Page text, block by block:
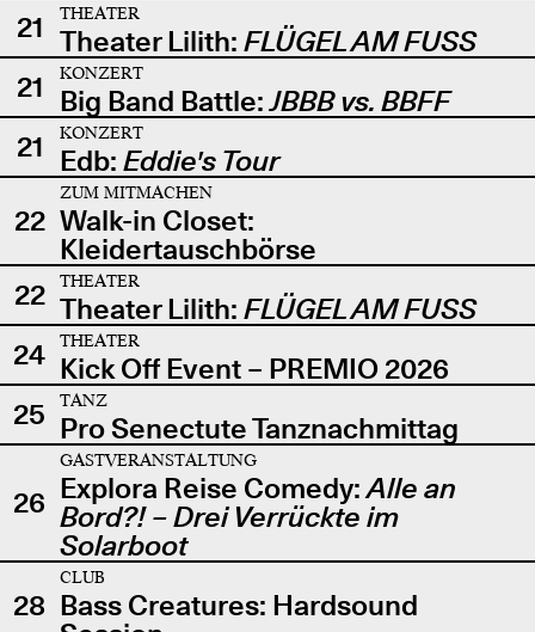
21
THEATER
Theater Lilith: FLÜGEL AM FUSS
21
KONZERT
Big Band Battle:JBBB vs. BBFF
21
KONZERT
Edb: Eddie's Tour
22
ZUM MITMACHEN
Walk-in Closet:
Kleidertauschbörse
22
THEATER
Theater Lilith: FLÜGEL AM FUSS
24
THEATER
Kick Off Event – PREMIO 2026
25
TANZ
Pro Senectute Tanznachmittag
26
GASTVERANSTALTUNG
Explora Reise Comedy:Alle an
Bord?! – Drei Verrückte im
Solarboot
28
CLUB
Bass Creatures: Hardsound